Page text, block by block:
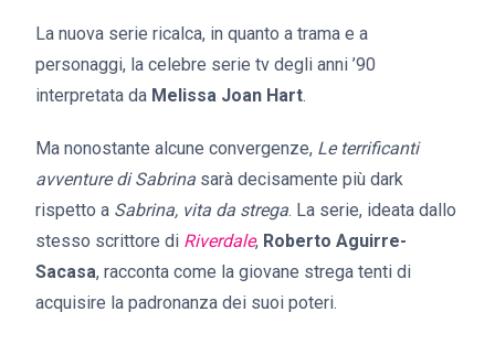
La nuova serie ricalca, in quanto a trama e a
personaggi, la celebre serie tv degli anni ’90
interpretata da Melissa Joan Hart.
Ma nonostante alcune convergenze, Le terrificanti
avventure di Sabrina sarà decisamente più dark
rispetto a Sabrina, vita da strega. La serie, ideata dallo
stesso scrittore di Riverdale, Roberto Aguirre-
Sacasa, racconta come la giovane strega tenti di
acquisire la padronanza dei suoi poteri.